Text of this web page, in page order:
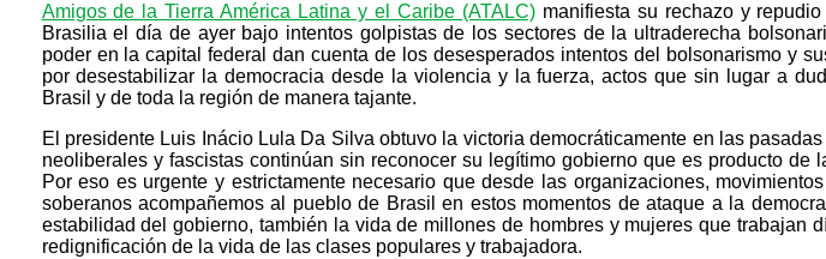
Amigos de la Tierra América Latina y el Caribe (ATALC)manifiesta su rechazo y
Brasilia el día de ayer bajo intentos golpistas de los sectores de la ultraderecha
poder en la capital federal dan cuenta de los desesperados intentos del bolsonarismo y
por desestabilizar la democracia desde la violencia y la fuerza, actos que sin lugar a
Brasil y de toda la región de manera tajante.
El presidente Luis Inácio Lula Da Silva obtuvo la victoria democráticamente en las
neoliberales y fascistas continúan sin reconocer su legítimo gobierno que es producto de
Por eso es urgente y estrictamente necesario que desde las organizaciones,
soberanos acompañemos al pueblo de Brasil en estos momentos de ataque a la
estabilidad del gobierno, también la vida de millones de hombres y mujeres que trabajan
redignificación de la vida de las clases populares y trabajadora.